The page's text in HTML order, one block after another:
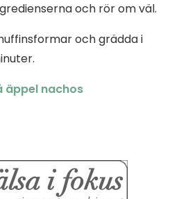
och rör om väl.
och grädda i
äppel nachos